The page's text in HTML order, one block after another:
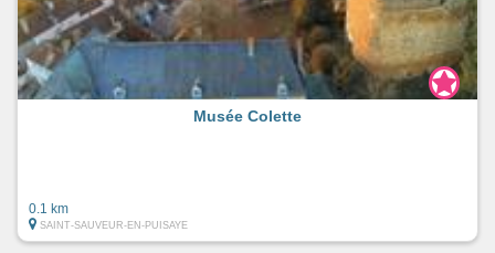
Musée Colette
0.1 km
SAINT-SAUVEUR-EN-PUISAYE